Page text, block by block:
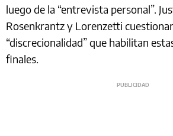
luego de la “entrevista personal”.
Rosenkrantz y Lorenzetti
“discrecionalidad” que habilitan
finales.